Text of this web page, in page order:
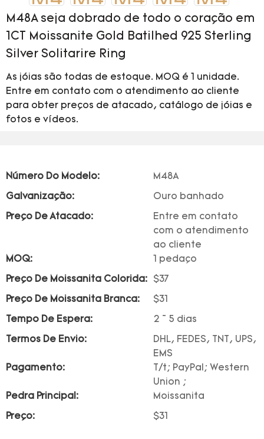
M48A seja dobrado de todo o coração em
1CT Moissanite Gold Batilhed 925 Sterling
Silver Solitarire Ring
As jóias são todas de estoque. MOQ é 1 unidade.
Entre em contato com o atendimento ao cliente
para obter preços de atacado, catálogo de jóias e
fotos e vídeos.
Número Do Modelo: M48A
Galvanização: Ouro banhado
Preço De Atacado:
Entre em contato
com o atendimento
ao cliente
MOQ:
1 pedaço
Preço De Moissanita Colorida: $37
Preço De Moissanita Branca: $31
Tempo De Espera: 2 ~ 5 dias
Termos De Envio:
DHL, FEDES, TNT, UPS,
EMS
Pagamento:
T/t; PayPal; Western
Union ;
Pedra Principal:
Moissanita
Preço: $31